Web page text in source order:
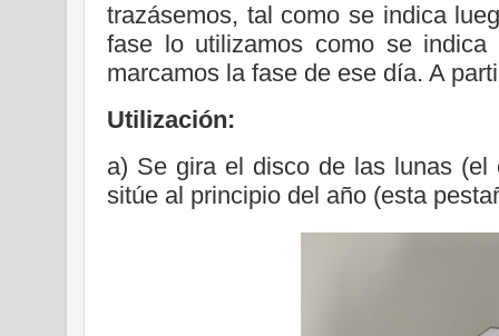
trazásemos, tal como se indica
fase lo utilizamos como se
marcamos la fase de ese día. A
Utilización:
a) Se gira el disco de las lunas
sitúe al principio del año (esta